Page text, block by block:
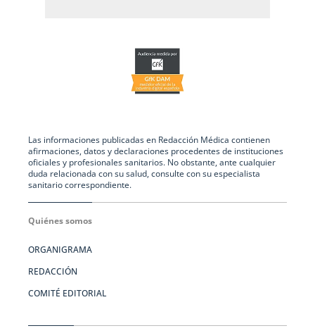
Las informaciones publicadas en Redacción Médica contienen
afirmaciones, datos y declaraciones procedentes de instituciones
oficiales y profesionales sanitarios. No obstante, ante cualquier
duda relacionada con su salud, consulte con su especialista
sanitario correspondiente.
Quiénes somos
ORGANIGRAMA
REDACCIÓN
COMITÉ EDITORIAL